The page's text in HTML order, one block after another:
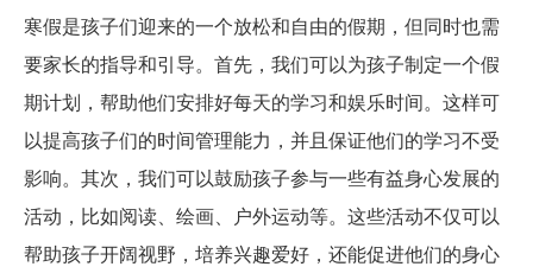
寒假是孩子们迎来的一个放松和自由的假期，但同时也需
要家长的指导和引导。首先，我们可以为孩子制定一个假
期计划，帮助他们安排好每天的学习和娱乐时间。这样可
以提高孩子们的时间管理能力，并且保证他们的学习不受
影响。其次，我们可以鼓励孩子参与一些有益身心发展的
活动，比如阅读、绘画、户外运动等。这些活动不仅可以
帮助孩子开阔视野，培养兴趣爱好，还能促进他们的身心